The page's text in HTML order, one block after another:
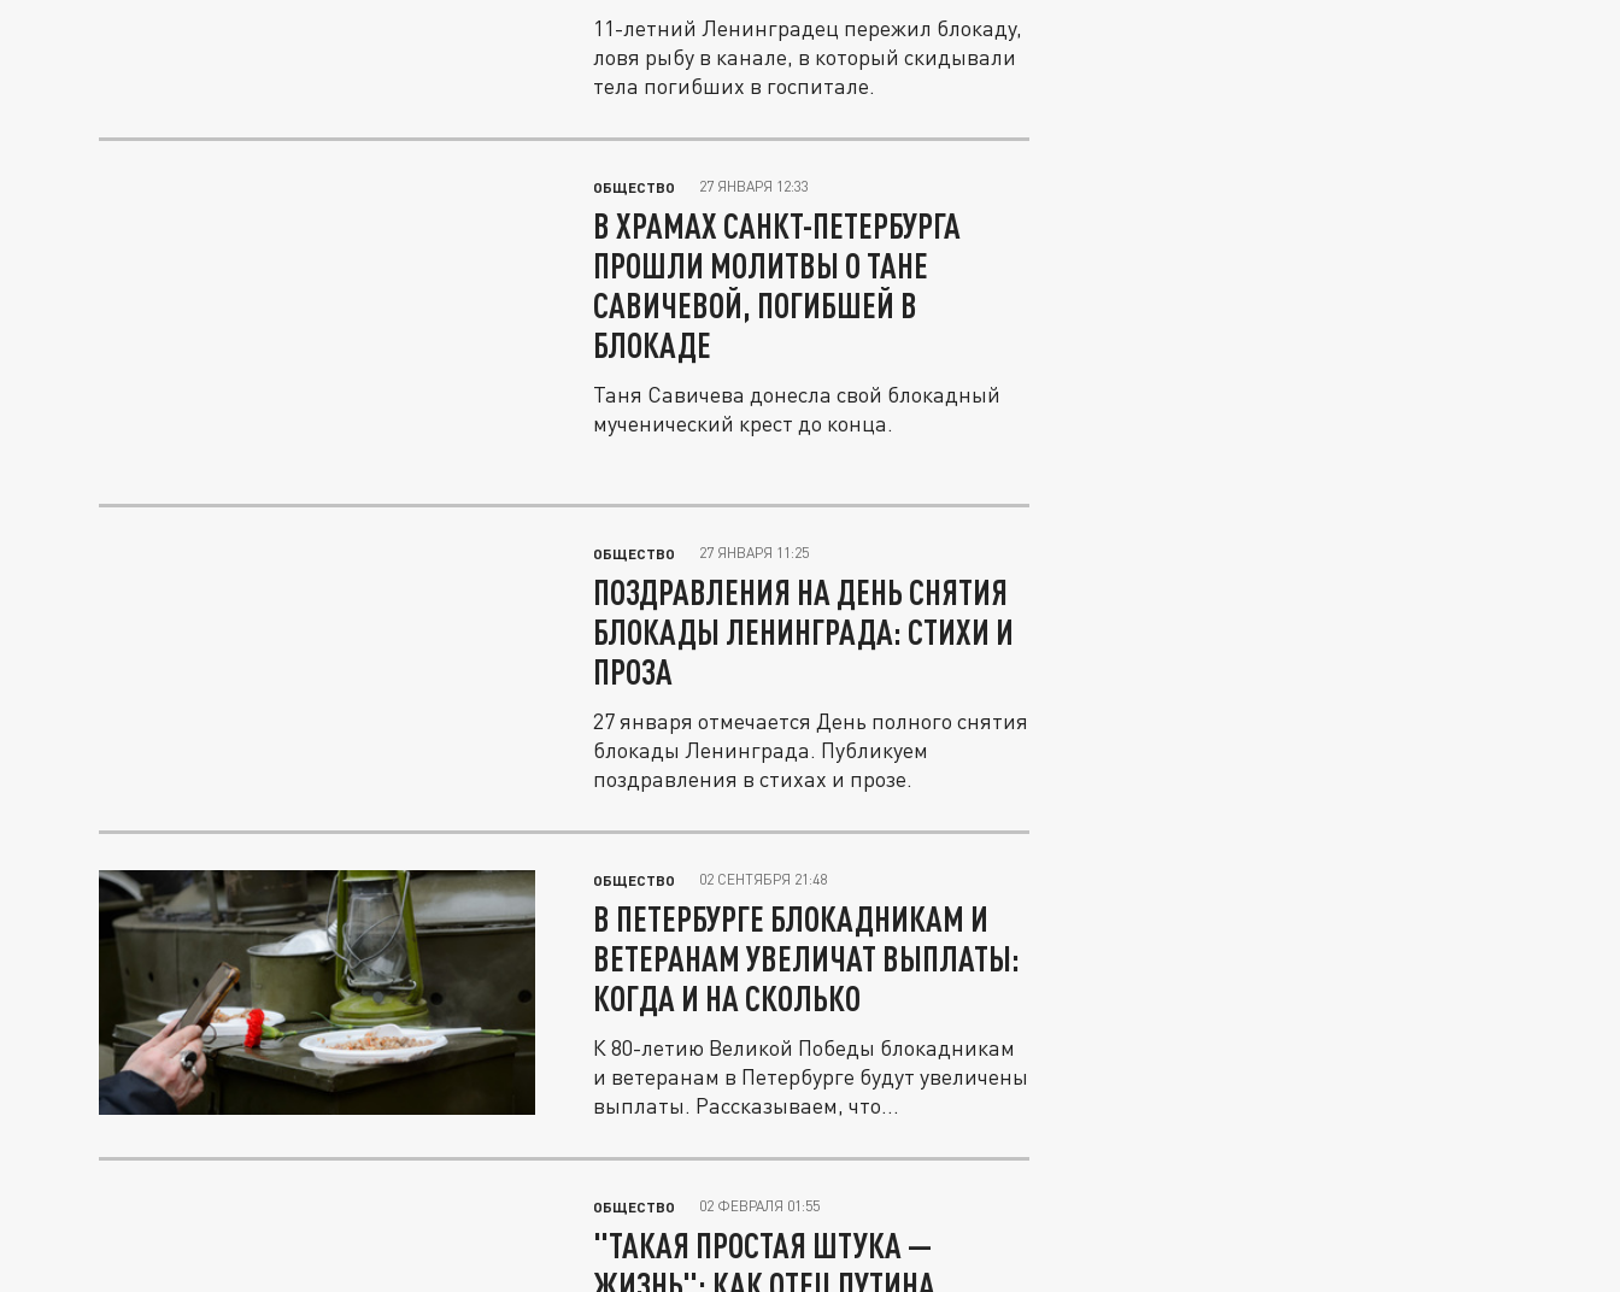
11-летний Ленинградец пережил блокаду,
ловя рыбу в канале, в который скидывали
тела погибших в госпитале.
ОБЩЕСТВО 27 ЯНВАРЯ 12:33
В ХРАМАХ САНКТ-ПЕТЕРБУРГА
ПРОШЛИ МОЛИТВЫ О ТАНЕ
САВИЧЕВОЙ, ПОГИБШЕЙ В
БЛОКАДЕ
Таня Савичева донесла свой блокадный
мученический крест до конца.
ОБЩЕСТВО 27 ЯНВАРЯ 11:25
ПОЗДРАВЛЕНИЯ НА ДЕНЬ СНЯТИЯ
БЛОКАДЫ ЛЕНИНГРАДА: СТИХИ И
ПРОЗА
27 января отмечается День полного снятия
блокады Ленинграда. Публикуем
поздравления в стихах и прозе.
ОБЩЕСТВО 02 СЕНТЯБРЯ 21:48
В ПЕТЕРБУРГЕ БЛОКАДНИКАМ И
ВЕТЕРАНАМ УВЕЛИЧАТ ВЫПЛАТЫ:
КОГДА И НА СКОЛЬКО
К 80-летию Великой Победы блокадникам
и ветеранам в Петербурге будут увеличены
выплаты. Рассказываем, что...
ОБЩЕСТВО 02 ФЕВРАЛЯ 01:55
"ТАКАЯ ПРОСТАЯ ШТУКА —